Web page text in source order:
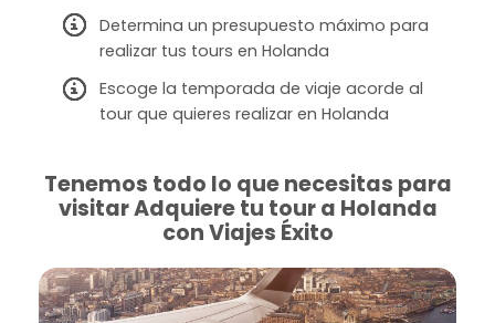
Determina un presupuesto máximo para
realizar tus tours en Holanda
Escoge la temporada de viaje acorde al
tour que quieres realizar en Holanda
Tenemos todo lo que necesitas para
visitar Adquiere tu tour a Holanda
con Viajes Éxito